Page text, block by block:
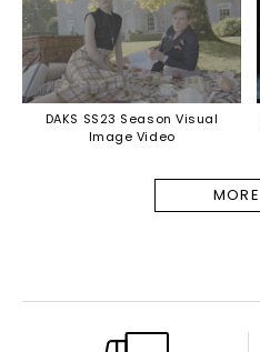
DAKS SS23 Season Visual
Image Video
MORE